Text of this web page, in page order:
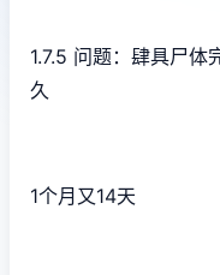
1.7.5 问题：肆具尸体
久
1个月又14天